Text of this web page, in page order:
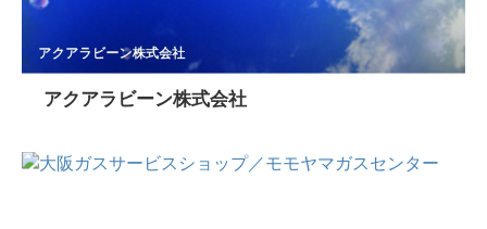
アクアラビーン株式会社